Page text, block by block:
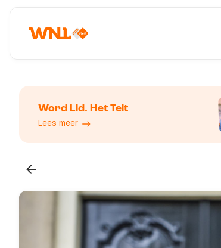
Word Lid. Het Telt
Lees meer